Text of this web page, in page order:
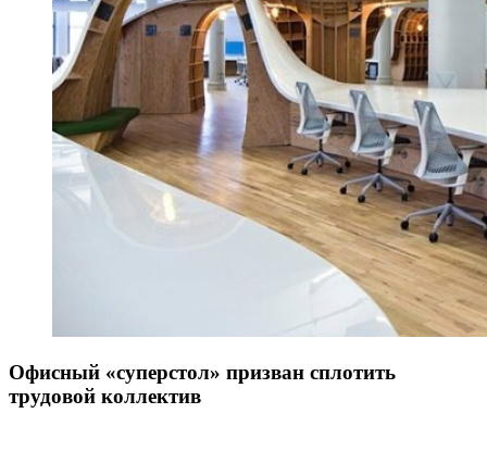
Офисный «суперстол» призван сплотить
трудовой коллектив